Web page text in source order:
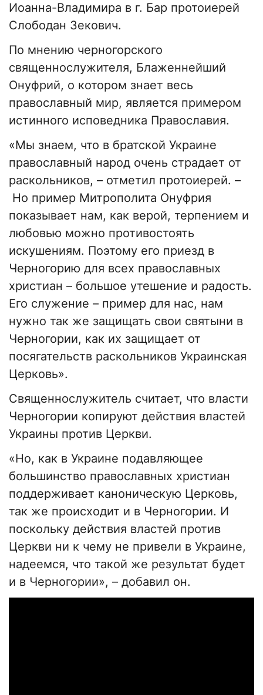
Иоанна-Владимира в г. Бар протоиерей
Слободан Зекович.
По мнению черногорского
священнослужителя, Блаженнейший
Онуфрий, о котором знает весь
православный мир, является примером
истинного исповедника Православия.
«Мы знаем, что в братской Украине
православный народ очень страдает от
раскольников, – отметил протоиерей. –
Но пример Митрополита Онуфрия
показывает нам, как верой, терпением и
любовью можно противостоять
искушениям. Поэтому его приезд в
Черногорию для всех православных
христиан – большое утешение и радость.
Его служение – пример для нас, нам
нужно так же защищать свои святыни в
Черногории, как их защищает от
посягательств раскольников Украинская
Церковь».
Священнослужитель считает, что власти
Черногории копируют действия властей
Украины против Церкви.
«Но, как в Украине подавляющее
большинство православных христиан
поддерживает каноническую Церковь,
так же происходит и в Черногории. И
поскольку действия властей против
Церкви ни к чему не привели в Украине,
надеемся, что такой же результат будет
и в Черногории», – добавил он.